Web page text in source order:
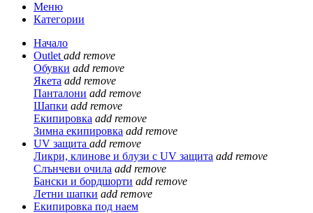
Меню
Категории
Начало
Outlet add remove
Обувки add remove
Якета add remove
Панталони add remove
Шапки add remove
Екипировка add remove
Зимна екипировка add remove
UV защита add remove
Ликри, клинове и блузи с UV защита add remove
Слънчеви очила add remove
Бански и бордшорти add remove
Летни шапки add remove
Екипировка под наем